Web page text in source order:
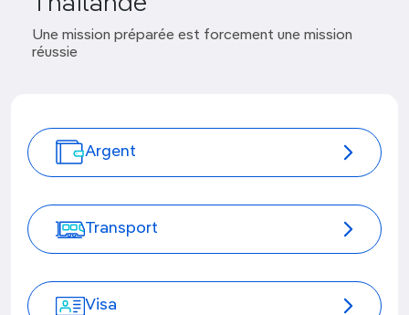
Une mission préparée est forcement une mission
réussie
Argent
Transport
Visa